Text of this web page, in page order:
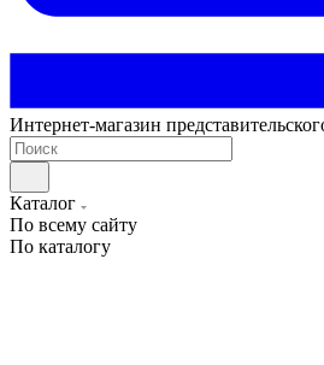
Интернет-магазин
Каталог
По всему сайту
По каталогу